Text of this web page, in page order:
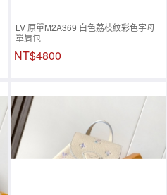
LV 原單M2A369 白色荔枝紋彩色字母
單肩包
NT$4800